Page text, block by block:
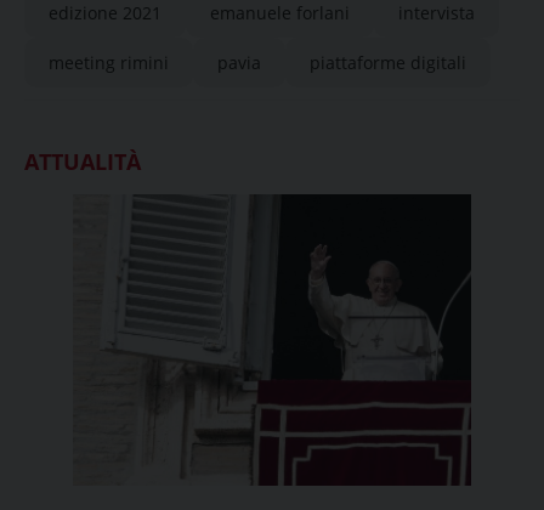
edizione 2021 emanuele forlani intervista
meeting rimini pavia piattaforme digitali
ATTUALITÀ